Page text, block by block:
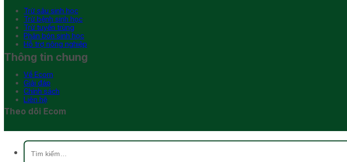
Trừ sâu sinh học
Trừ bệnh sinh học
Trừ tuyến trùng
Phân bón sinh học
Hỗ trợ nông nghiệp
Thông tin chung
Về Ecom
Giải đáp
Chính sách
Liên hệ
Theo dõi Ecom
Tìm
kiếm: